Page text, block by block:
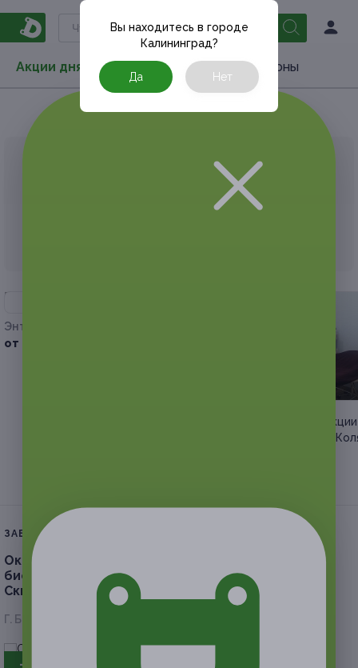
Акции дня Товары Туризм РестоКупоны
Вы находитесь в городе
Калининград?
Да Нет
Для любимой
АКЦИЯ, КОТОРУЮ ВЫ ИСКАЛИ, ЗАВЕРШЕНА.
К сожалению, выгодные акции быстро
Энтузиастов ул, д. 36
от 200 руб.
Процедуры по
от мастера Виктории
ЗАВЕРШЁННАЯ АКЦИЯ
Окрашивание, стрижка, укладка,
биоламинирование в студии красоты «Блеск».
Скидка до 75%
Г. Барнаул, ул. Энтузиастов, д. 36
- 75%